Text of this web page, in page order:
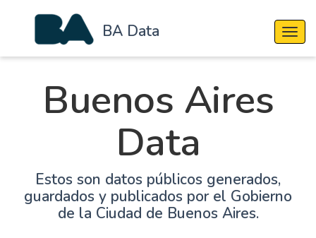
BA Data
Buenos Aires
Data
Estos son datos públicos generados,
guardados y publicados por el Gobierno
de la Ciudad de Buenos Aires.